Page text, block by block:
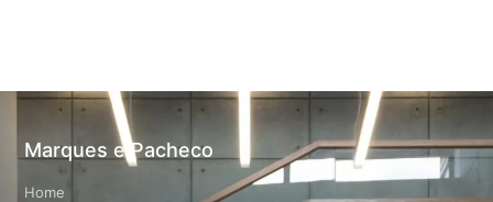
Marques e Pacheco
Home